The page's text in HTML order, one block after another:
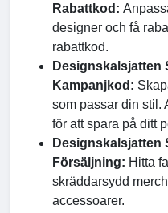
Rabattkod:
designer och få
rabattkod.
Designskalsjatten
Kampanjkod:
som passar din stil.
för att spara på ditt
Designskalsjatten
Försäljning: Hitta
skräddarsydd
accessoarer.